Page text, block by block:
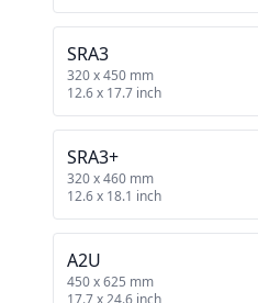
SRA3
320 x 450 mm
12.6 x 17.7 inch
SRA3+
320 x 460 mm
12.6 x 18.1 inch
A2U
450 x 625 mm
17.7 x 24.6 inch